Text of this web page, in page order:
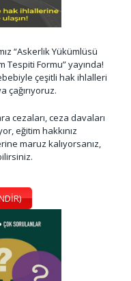
“Askerlik Yükümlüsü
Tespiti Formu” yayında!
çeşitli hak ihlalleri
çağırıyoruz.
cezaları, ceza davaları
eğitim hakkınız
maruz kalıyorsanız,